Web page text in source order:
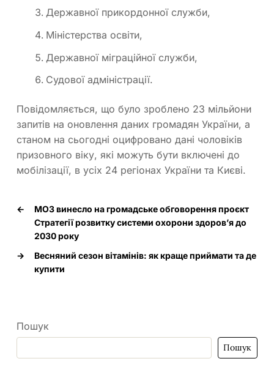
Державної прикордонної служби,
Міністерства освіти,
Державної міграційної служби,
Судової адміністрації.
Повідомляється, що було зроблено 23 мільйони
запитів на оновлення даних громадян України, а
станом на сьогодні оцифровано дані чоловіків
призовного віку, які можуть бути включені до
мобілізації, в усіх 24 регіонах України та Києві.
←
МОЗ винесло на громадське обговорення проєкт
Стратегії розвитку системи охорони здоров’я до
2030 року
→
Весняний сезон вітамінів: як краще приймати та де
купити
Пошук
Пошук